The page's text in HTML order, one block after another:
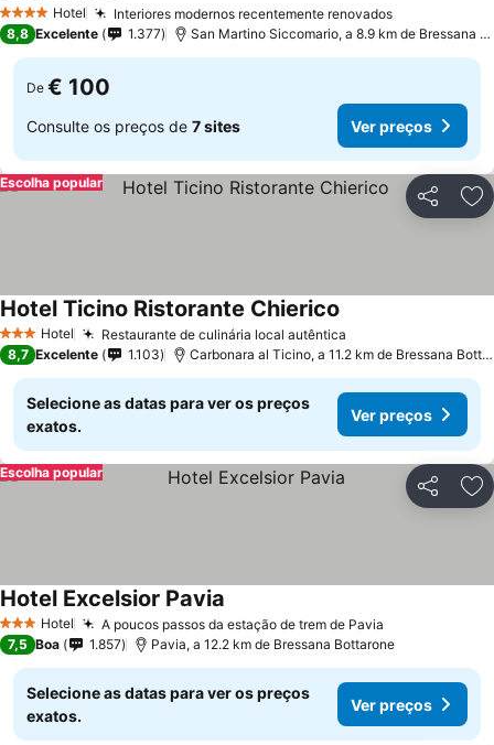
4 EstrelasHotel Interiores modernos recentemente renovados
8,8 Excelente 1.377 San Martino Siccomario, a 8.9 km de Bressana Bottarone
De € 100
Consulte os preços de 7 sites Ver preços
Partilhar
Escolha popular
3 EstrelasHotel Restaurante de culinária local autêntica
Hotel Ticino Ristorante Chierico
8,7 Excelente 1.103 Carbonara al Ticino, a 11.2 km de Bressana Bottarone
Selecione as datas para ver os preços
exatos.
Ver preços
Partilhar
Escolha popular
3 EstrelasHotel A poucos passos da estação de trem de Pavia
Hotel Excelsior Pavia
7,5 Boa 1.857 Pavia, a 12.2 km de Bressana Bottarone
Selecione as datas para ver os preços
exatos.
Ver preços